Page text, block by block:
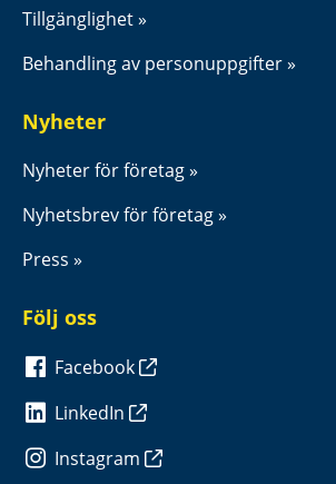
Tillgänglighet
Behandling av personuppgifter
Nyheter
Nyheter för företag
Nyhetsbrev för företag
Press
Följ oss
Facebook
LinkedIn
Instagram